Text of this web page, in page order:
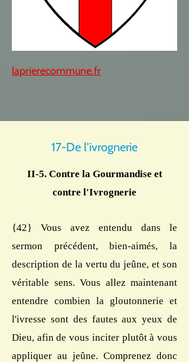
laprierecommune.fr
17-De l'ivrognerie
II-5. Contre la Gourmandise et
contre l'Ivrognerie
{42} Vous avez entendu dans le
sermon précédent, bien-aimés, la
description de la vertu du jeûne, et son
véritable sens. Vous allez maintenant
entendre combien la gloutonnerie et
l'ivresse sont des fautes aux yeux de
Dieu, afin de vous inciter plutôt à vous
appliquer au jeûne. Comprenez donc